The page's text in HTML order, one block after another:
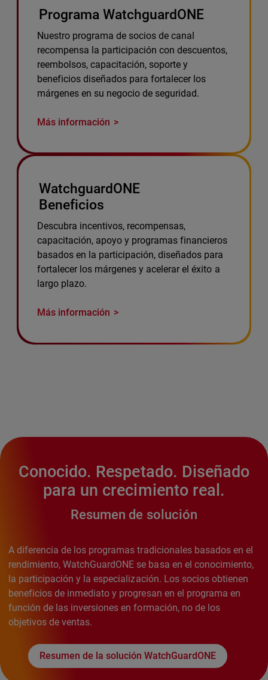
Programa WatchguardONE
Nuestro programa de socios de canal
recompensa la participación con descuentos,
reembolsos, capacitación, soporte y
beneficios diseñados para fortalecer los
márgenes en su negocio de seguridad.
Más información
WatchguardONE
Beneficios
Descubra incentivos, recompensas,
capacitación, apoyo y programas financieros
basados en la participación, diseñados para
fortalecer los márgenes y acelerar el éxito a
largo plazo.
Más información
Conocido. Respetado. Diseñado
para un crecimiento real.
Resumen de solución
A diferencia de los programas tradicionales basados en el
rendimiento, WatchGuardONE se basa en el conocimiento,
la participación y la especialización. Los socios obtienen
beneficios de inmediato y progresan en el programa en
función de las inversiones en formación, no de los
objetivos de ventas.
Resumen de la solución WatchGuardONE